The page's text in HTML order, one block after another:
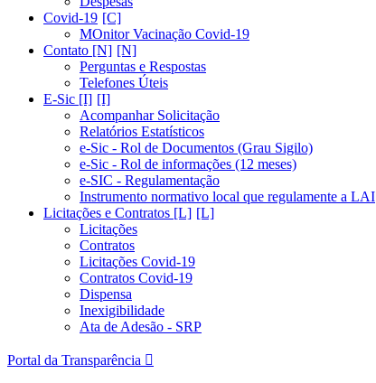
Covid-19
MOnitor Vacinação Covid-19
Contato [N]
Perguntas e Respostas
Telefones Úteis
E-Sic [I]
Acompanhar Solicitação
Relatórios Estatísticos
e-Sic - Rol de Documentos (Grau Sigilo)
e-Sic - Rol de informações (12 meses)
e-SIC - Regulamentação
Instrumento normativo local que regulamente a LAI
Licitações e Contratos [L]
Licitações
Contratos
Licitações Covid-19
Contratos Covid-19
Dispensa
Inexigibilidade
Ata de Adesão - SRP
Portal da Transparência